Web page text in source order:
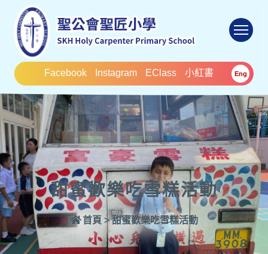
Facebook Instagram EClass 小紅書 Eng
甜蜜歡樂吃雪糕活動
首頁 > 甜蜜歡樂吃雪糕活動